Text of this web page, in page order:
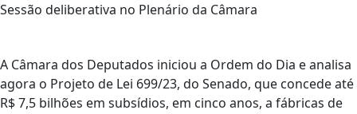
Sessão deliberativa no Plenário da Câmara
A Câmara dos Deputados iniciou a Ordem do Dia e analisa
agora o Projeto de Lei 699/23, do Senado, que concede até
R$ 7,5 bilhões em subsídios, em cinco anos, a fábricas de